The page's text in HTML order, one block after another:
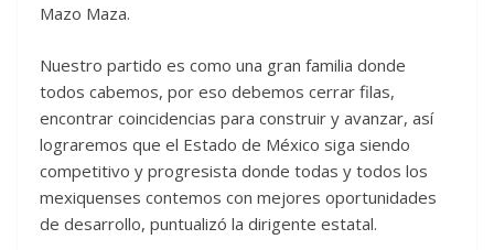
Mazo Maza.
Nuestro partido es como una gran familia donde
todos cabemos, por eso debemos cerrar filas,
encontrar coincidencias para construir y avanzar, así
lograremos que el Estado de México siga siendo
competitivo y progresista donde todas y todos los
mexiquenses contemos con mejores oportunidades
de desarrollo, puntualizó la dirigente estatal.